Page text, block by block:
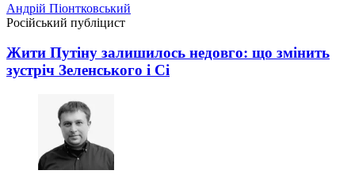
Андрій Піонтковський
Російський публіцист
Жити Путіну залишилось недовго: що змінить
зустріч Зеленського і Сі